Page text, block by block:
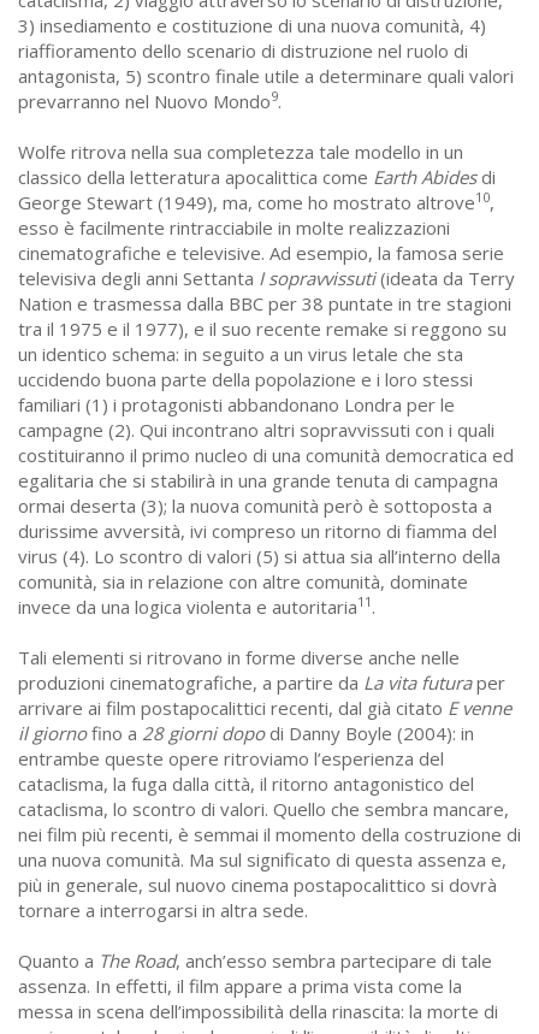
3) insediamento e costituzione di una nuova comunità, 4)
riaffioramento dello scenario di distruzione nel ruolo di
antagonista, 5) scontro finale utile a determinare quali valori
prevarranno nel Nuovo Mondo9.
Wolfe ritrova nella sua completezza tale modello in un
classico della letteratura apocalittica come Earth Abidesdi
George Stewart (1949), ma, come ho mostrato altrove10,
esso è facilmente rintracciabile in molte realizzazioni
cinematografiche e televisive. Ad esempio, la famosa serie
televisiva degli anni Settanta I sopravvissuti(ideata da Terry
Nation e trasmessa dalla BBC per 38 puntate in tre stagioni
tra il 1975 e il 1977), e il suo recente remake si reggono su
un identico schema: in seguito a un virus letale che sta
uccidendo buona parte della popolazione e i loro stessi
familiari (1) i protagonisti abbandonano Londra per le
campagne (2). Qui incontrano altri sopravvissuti con i quali
costituiranno il primo nucleo di una comunità democratica ed
egalitaria che si stabilirà in una grande tenuta di campagna
ormai deserta (3); la nuova comunità però è sottoposta a
durissime avversità, ivi compreso un ritorno di fiamma del
virus (4). Lo scontro di valori (5) si attua sia all’interno della
comunità, sia in relazione con altre comunità, dominate
invece da una logica violenta e autoritaria11 .
Tali elementi si ritrovano in forme diverse anche nelle
produzioni cinematografiche, a partire da La vita futuraper
arrivare ai film postapocalittici recenti, dal già citato E venne
il giornofino a 28 giorni dopodi Danny Boyle (2004): in
entrambe queste opere ritroviamo l’esperienza del
cataclisma, la fuga dalla città, il ritorno antagonistico del
cataclisma, lo scontro di valori. Quello che sembra mancare,
nei film più recenti, è semmai il momento della costruzione di
una nuova comunità. Ma sul significato di questa assenza e,
più in generale, sul nuovo cinema postapocalittico si dovrà
tornare a interrogarsi in altra sede.
Quanto a The Road, anch’esso sembra partecipare di tale
assenza. In effetti, il film appare a prima vista come la
messa in scena dell’impossibilità della rinascita: la morte di